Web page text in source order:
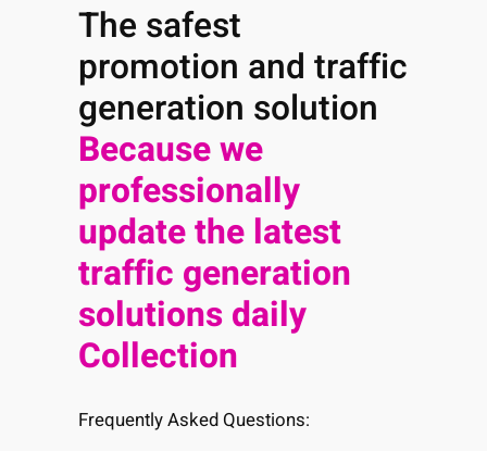
The safest
promotion and traffic
generation solution
Because we
professionally
update the latest
traffic generation
solutions daily
Collection
Frequently Asked Questions: